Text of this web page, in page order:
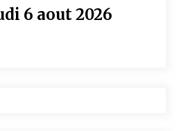
6 aout 2026